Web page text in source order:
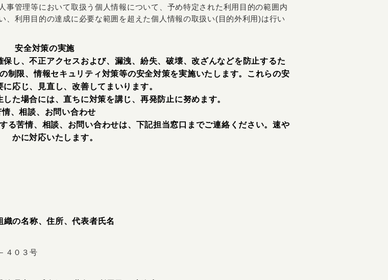
において取扱う個人情報について、予め特定された利用目的の範囲内
、利用目的の達成に必要な範囲を超えた個人情報の取扱い(目的外利用)は行い
安全対策の実施
し、不正アクセスおよび、漏洩、紛失、破壊、改ざんなどを防止するた
制限、情報セキュリティ対策等の安全対策を実施いたします。これらの安
に応じ、見直し、改善してまいります。
た場合には、直ちに対策を講じ、再発防止に努めます。
情、相談、お問い合わせ
る苦情、相談、お問い合わせは、下記担当窓口までご連絡ください。速や
かに対応いたします。
織の名称、住所、代表者氏名
４０３号